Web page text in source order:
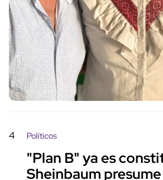
4 Políticos
"Plan B" ya es
Sheinbaum